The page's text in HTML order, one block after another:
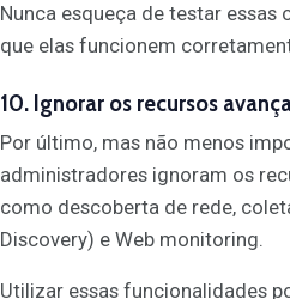
Nunca esqueça de testar
que elas funcionem
10. Ignorar os recursos
Por último, mas não menos
administradores ignoram os
como descoberta de rede,
Discovery) e Web monitoring.
Utilizar essas funcionalidades